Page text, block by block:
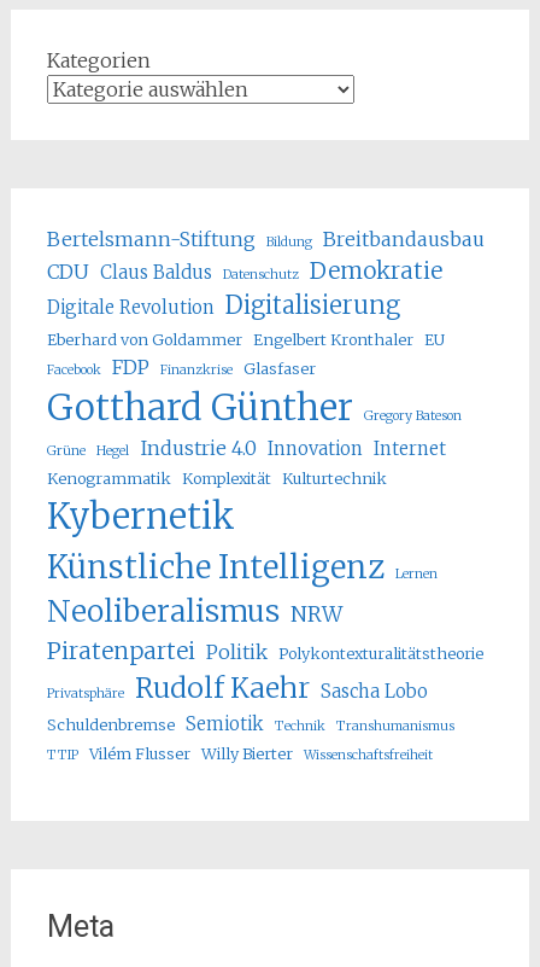
Kategorien
Bertelsmann-Stiftung Bildung
Breitbandausbau
CDU Claus Baldus Datenschutz Demokratie
Digitale Revolution Digitalisierung
Eberhard von Goldammer Engelbert Kronthaler EU
Facebook FDP Finanzkrise Glasfaser
Gotthard Günther Gregory Bateson
Grüne Hegel Industrie 4.0 Innovation Internet
Kenogrammatik Komplexität Kulturtechnik
Kybernetik
Künstliche Intelligenz Lernen
Neoliberalismus NRW
Piratenpartei Politik Polykontexturalitätstheorie
Privatsphäre Rudolf Kaehr Sascha Lobo
Schuldenbremse Semiotik Technik
Transhumanismus
TTIP
Vilém Flusser Willy Bierter Wissenschaftsfreiheit
Meta